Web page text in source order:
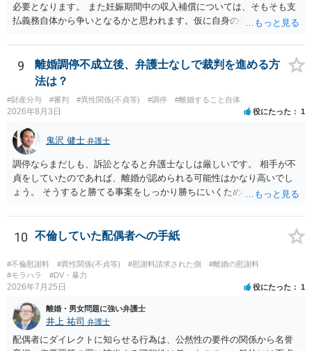
必要となります。 また妊娠期間中の収入補償については、そもそも支
払義務自体から争いとなるかと思われます。仮に自身の子であったと
相手に弁護士がついているということであれば、依頼をするかしない
かは別として一度ご自身も個別に弁護士に相談をされたほうが良いで
しょう。
9
離婚調停不成立後、弁護士なしで裁判を進める方
法は？
#財産分与 #審判 #異性関係(不貞等) #調停 #離婚すること自体
2026年8月3日 役にたった 1
鬼沢 健士 弁護士
調停ならまだしも、訴訟となると弁護士なしは厳しいです。 相手が不
貞をしていたのであれば、離婚が認められる可能性はかなり高いでし
ょう。 そうすると勝てる事案をしっかり勝ちにいくためにも弁護士委
10 不倫していた配偶者への手紙
#不倫慰謝料 #異性関係(不貞等) #慰謝料請求された側
#離婚の慰謝料
#モラハラ
#DV・暴力
2026年7月25日 役にたった 1
離婚・男女問題に強い弁護士
井上 祐司 弁護士
配偶者にダイレクトに知らせる行為は、公然性の要件の関係から名誉